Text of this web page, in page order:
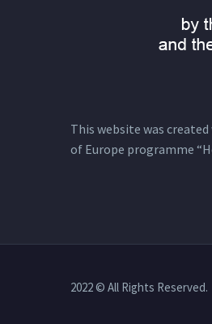
This website was
of Europe programme
2022 © All Rights Reserved.